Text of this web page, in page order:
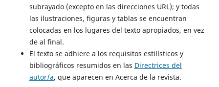
subrayado (excepto en las direcciones URL); y todas
las ilustraciones, figuras y tablas se encuentran
colocadas en los lugares del texto apropiados, en vez
de al final.
El texto se adhiere a los requisitos estilísticos y
bibliográficos resumidos en las Directrices del
autor/a, que aparecen en Acerca de la revista.